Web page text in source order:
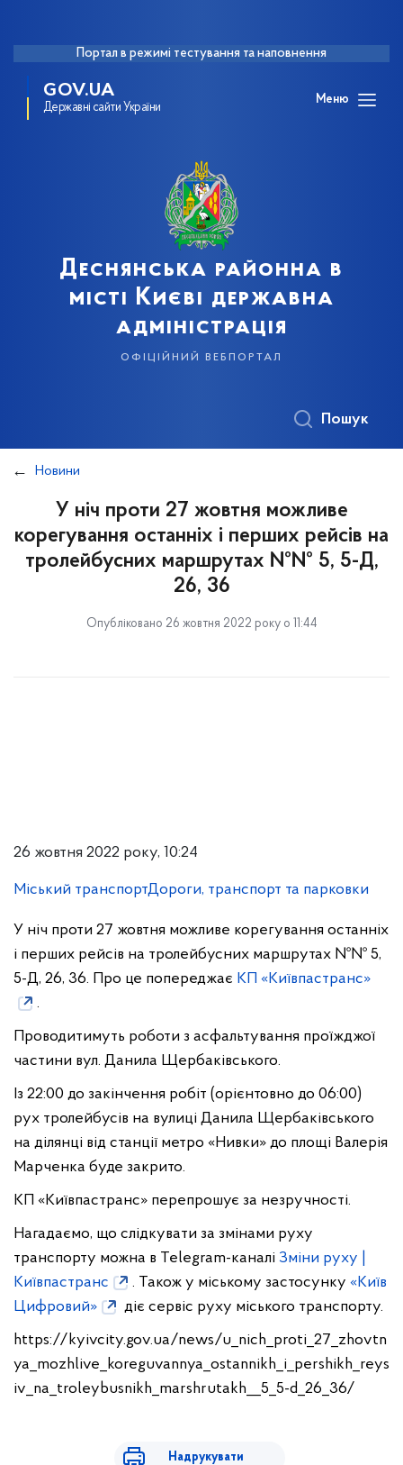
Портал в режимі тестування та наповнення
GOV.UA
Державні сайти України
Меню
Деснянська районна в
місті Києві державна
адміністрація
офіційний вебпортал
Пошук
Новини
У ніч проти 27 жовтня можливе
корегування останніх і перших рейсів на
тролейбусних маршрутах №№ 5, 5-Д,
26, 36
Опубліковано 26 жовтня 2022 року о 11:44
26 жовтня 2022 року, 10:24
Міський транспортДороги, транспорт та парковки
У ніч проти 27 жовтня можливе корегування останніх
і перших рейсів на тролейбусних маршрутах №№ 5,
5-Д, 26, 36. Про це попереджає КП «Київпастранс»
.
Проводитимуть роботи з асфальтування проїжджої
частини вул. Данила Щербаківського.
Із 22:00 до закінчення робіт (орієнтовно до 06:00)
рух тролейбусів на вулиці Данила Щербаківського
на ділянці від станції метро «Нивки» до площі Валерія
Марченка буде закрито.
КП «Київпастранс» перепрошує за незручності.
Нагадаємо, що слідкувати за змінами руху
транспорту можна в Telegram-каналі Зміни руху |
Київпастранс
. Також у міському застосунку «Київ
Цифровий»
діє сервіс руху міського транспорту.
https://kyivcity.gov.ua/news/u_nich_proti_27_zhovtn
ya_mozhlive_koreguvannya_ostannikh_i_pershikh_reys
iv_na_troleybusnikh_marshrutakh__5_5-d_26_36/
Надрукувати